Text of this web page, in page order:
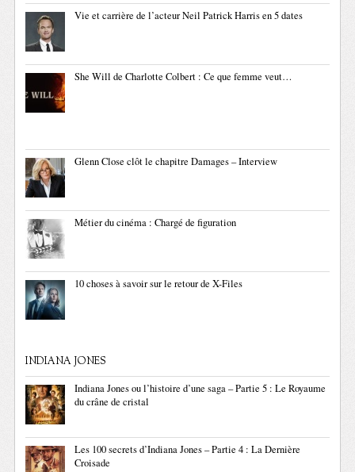
Vie et carrière de l’acteur Neil Patrick Harris en 5 dates
She Will de Charlotte Colbert : Ce que femme veut…
Glenn Close clôt le chapitre Damages – Interview
Métier du cinéma : Chargé de figuration
10 choses à savoir sur le retour de X-Files
INDIANA JONES
Indiana Jones ou l’histoire d’une saga – Partie 5 : Le Royaume
du crâne de cristal
Les 100 secrets d’Indiana Jones – Partie 4 : La Dernière
Croisade